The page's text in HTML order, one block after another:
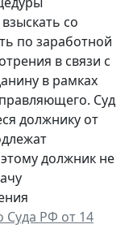
со
по заработной
в связи с
в рамках
Суд
должнику от
должник не
Суда РФ от 14